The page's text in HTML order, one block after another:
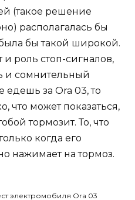
(такое решение
располагалась бы
бы такой широкой.
роль стоп-сигналов,
и сомнительный
едешь за Ora 03, то
что может показаться,
тормозит. То, что
когда его
нажимает на тормоз.